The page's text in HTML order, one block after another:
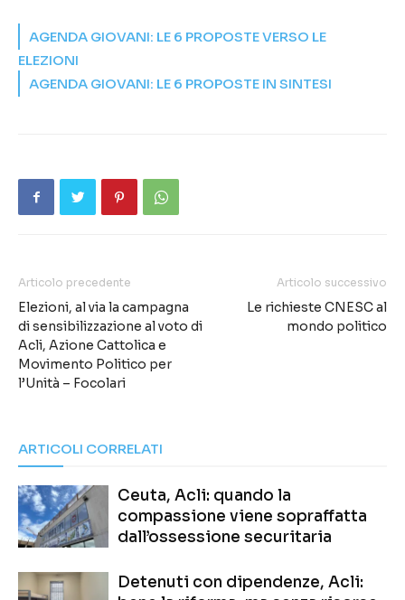
AGENDA GIOVANI: LE 6 PROPOSTE VERSO LE
ELEZIONI
AGENDA GIOVANI: LE 6 PROPOSTE IN SINTESI
Articolo precedente
Elezioni, al via la campagna
di sensibilizzazione al voto di
Acli, Azione Cattolica e
Movimento Politico per
l’Unità – Focolari
Articolo successivo
Le richieste CNESC al
mondo politico
ARTICOLI CORRELATI
Ceuta, Acli: quando la
compassione viene sopraffatta
dall’ossessione securitaria
Detenuti con dipendenze, Acli: